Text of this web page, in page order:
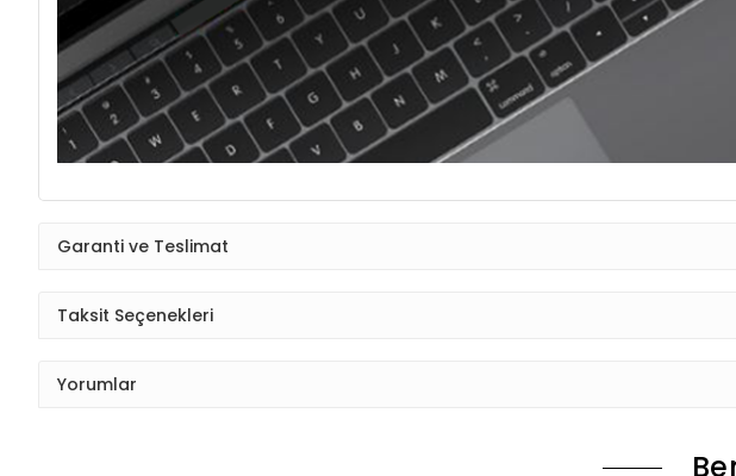
Garanti ve Teslimat
Taksit Seçenekleri
Yorumlar